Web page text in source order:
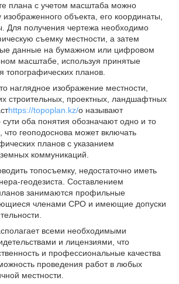
плана с учетом масштаба можно
изображенного объекта, его координаты,
Для получения чертежа необходимо
съемку местности, а затем
данные на бумажном или цифровом
масштабе, используя принятые
топографических планов.
наглядное изображение местности,
строительных, проектных, ландшафтных
https://topoplan.kz/о называют
оба понятия обозначают одно и то
что геоподоснова может включать
планов с указанием
коммуникаций.
топосъемку, недостаточно иметь
геодезиста. Составлением
занимаются профильные
членами СРО и имеющие допуски
всеми необходимыми
и лицензиями, что
и профессиональные качества
проведения работ в любых
местности.